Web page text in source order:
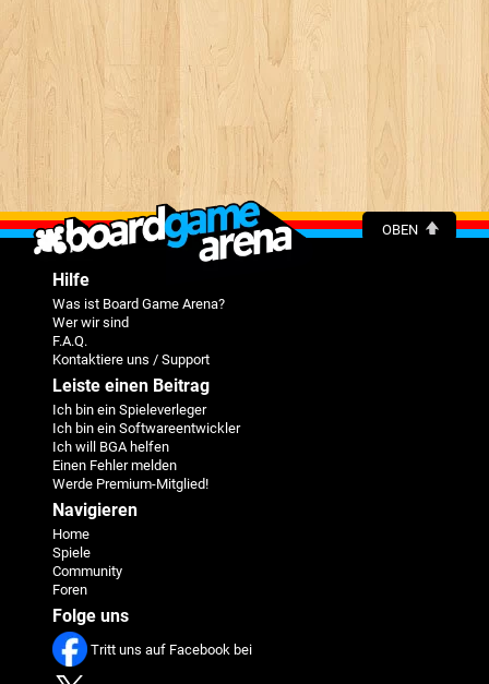
OBEN
Hilfe
Was ist Board Game Arena?
Wer wir sind
F.A.Q.
Kontaktiere uns / Support
Leiste einen Beitrag
Ich bin ein Spieleverleger
Ich bin ein Softwareentwickler
Ich will BGA helfen
Einen Fehler melden
Werde Premium-Mitglied!
Navigieren
Home
Spiele
Community
Foren
Folge uns
Tritt uns auf Facebook bei